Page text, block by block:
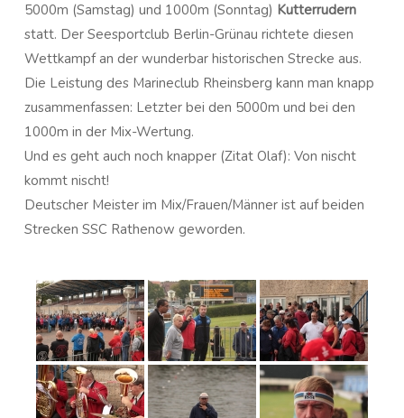
5000m (Samstag) und 1000m (Sonntag) Kutterrudern
statt. Der Seesportclub Berlin-Grünau richtete diesen
Wettkampf an der wunderbar historischen Strecke aus.
Die Leistung des Marineclub Rheinsberg kann man knapp
zusammenfassen: Letzter bei den 5000m und bei den
1000m in der Mix-Wertung.
Und es geht auch noch knapper (Zitat Olaf): Von nischt
kommt nischt!
Deutscher Meister im Mix/Frauen/Männer ist auf beiden
Strecken SSC Rathenow geworden.